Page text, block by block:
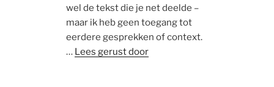
wel de tekst die je net deelde –
maar ik heb geen toegang tot
eerdere gesprekken of context.
… Lees gerust door